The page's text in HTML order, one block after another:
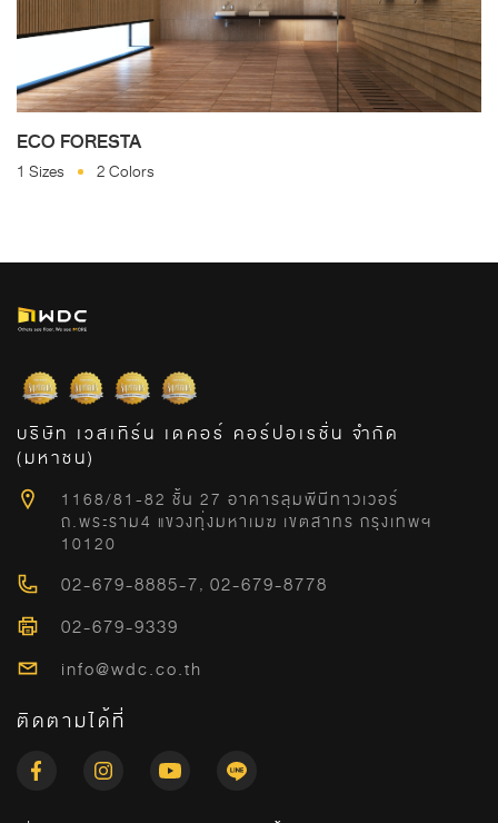
ECO FORESTA
1 Sizes 2 Colors
บริษัท เวสเทิร์น เดคอร์ คอร์ปอเรชั่น จำกัด
(มหาชน)
1168/81-82 ชั้น 27 อาคารลุมพีนีทาวเวอร์
ถ.พระราม4 แขวงทุ่งมหาเมฆ เขตสาทร กรุงเทพฯ
10120
02-679-8885-7, 02-679-8778
02-679-9339
info@wdc.co.th
ติดตามได้ที่